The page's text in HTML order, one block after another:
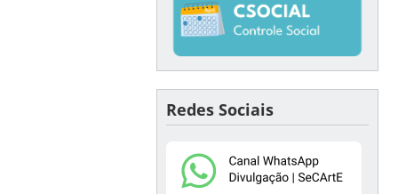
Redes Sociais